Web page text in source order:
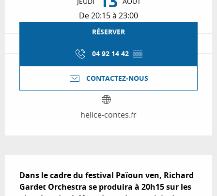
De 20:15 à 23:00
RÉSERVER
04 92 14 42 ▒▒
CONTACTEZ-NOUS
helice-contes.fr
Dans le cadre du festival Païoun ven, Richard
Gardet Orchestra se produira à 20h15 sur les